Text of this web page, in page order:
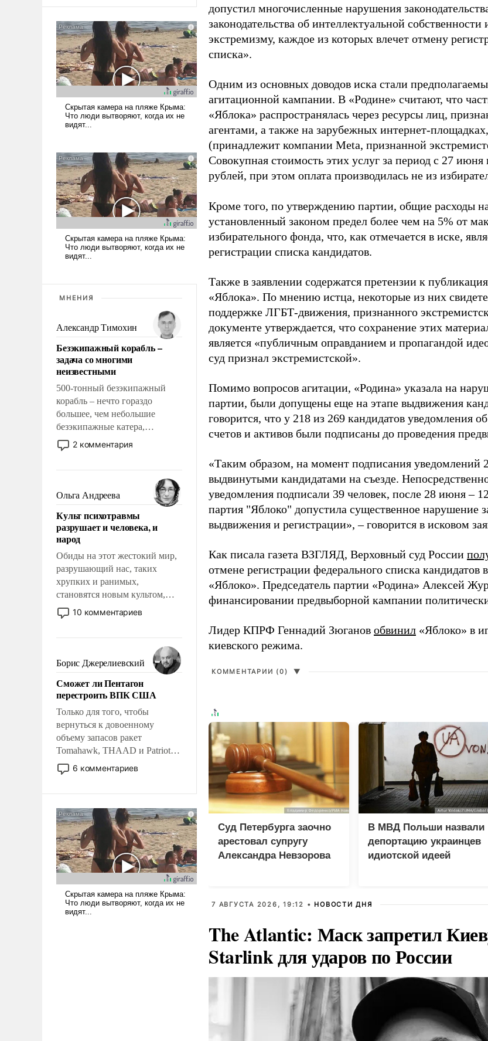
МНЕНИЯ
Александр Тимохин
Безэкипажный корабль –
задача со многими
неизвестными
500-тонный безэкипажный
корабль – нечто гораздо
большее, чем небольшие
безэкипажные катера,
применение которых уже
стало обыденностью. Задача по
сложна и амбициозна. Однако
и ее реализация радикально
поднимет наши боевые
возможности.
2 комментария
Ольга Андреева
Культ психотравмы
разрушает и человека, и
народ
Обиды на этот жестокий мир,
разрушающий нас, таких
хрупких и ранимых,
становятся новым культом,
постепенно вытесняя и
отменяя традиционное
мужественным и твердым под
ударами судьбы, брать на себя
ответственность, помогать
слабым, идти вперед и
адаптироваться.
10 комментариев
Борис Джерелиевский
Сможет ли Пентагон
перестроить ВПК США
Только для того, чтобы
вернуться к довоенному
объему запасов ракет
Tomahawk, THAAD и Patriot
США потребуется более трех
лет. Даже небольшая война с
Сложившаяся ситуация
означает многолетний период
уязвимости США, например,
перед Китаем.
6 комментариев
допустил многочисленные нарушения
законодательства об интеллектуальной
экстремизму, каждое из которых влечет отмену
списка».
Одним из основных доводов иска стали
агитационной кампании. В «Родине» считают, что
«Яблока» распространялась через ресурсы лиц,
агентами, а также на зарубежных интернет-
(принадлежит компании Meta, признанной
Совокупная стоимость этих услуг за период с 27
рублей, при этом оплата производилась не из
Кроме того, по утверждению партии, общие расходы
установленный законом предел более чем на 5% от
избирательного фонда, что, как отмечается в иске,
регистрации списка кандидатов.
Также в заявлении содержатся претензии к
«Яблока». По мнению истца, некоторые из них
поддержке ЛГБТ-движения, признанного
документе утверждается, что сохранение этих
является «публичным оправданием и пропагандой
суд признал экстремистской».
Помимо вопросов агитации, «Родина» указала на
партии, были допущены еще на этапе выдвижения
говорится, что у 218 из 269 кандидатов уведомления
счетов и активов были подписаны до проведения
«Таким образом, на момент подписания уведомлений
выдвинутыми кандидатами на съезде.
уведомления подписали 39 человек, после 28 июня –
партия "Яблоко" допустила существенное нарушение
выдвижения и регистрации», – говорится в исковом
Как писала газета ВЗГЛЯД, Верховный суд России
отмене регистрации федерального списка
«Яблоко». Председатель партии «Родина» Алексей
финансировании предвыборной кампании
Лидер КПРФ Геннадий Зюганов обвинил «Яблоко» в
киевского режима.
КОММЕНТАРИИ (0) ▼
Суд Петербурга заочно
арестовал супругу
Александра Невзорова
В МВД Польши назвали
депортацию украинцев
идиотской идеей
7 АВГУСТА 2026, 19:12 • НОВОСТИ ДНЯ
The Atlantic: Маск запретил
Starlink для ударов по России